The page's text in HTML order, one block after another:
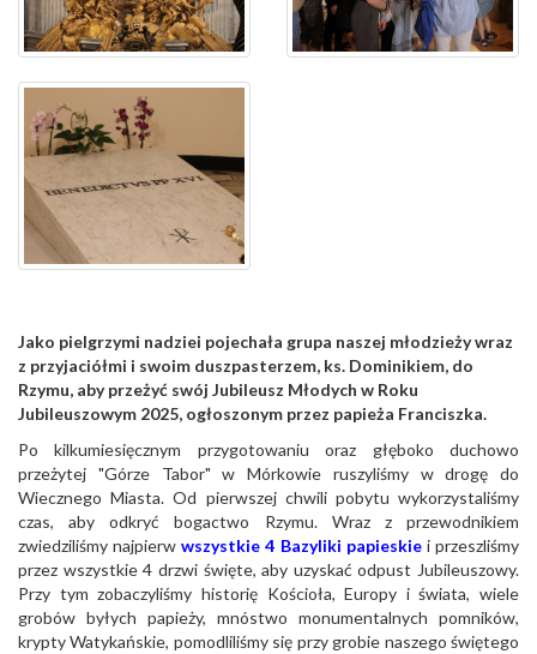
Jako pielgrzymi nadziei pojechała grupa naszej młodzieży wraz
z przyjaciółmi i swoim duszpasterzem, ks. Dominikiem, do
Rzymu, aby przeżyć swój Jubileusz Młodych w Roku
Jubileuszowym 2025, ogłoszonym przez papieża Franciszka.
Po kilkumiesięcznym przygotowaniu oraz głęboko duchowo
przeżytej "Górze Tabor" w Mórkowie ruszyliśmy w drogę do
Wiecznego Miasta. Od pierwszej chwili pobytu wykorzystaliśmy
czas, aby odkryć bogactwo Rzymu. Wraz z przewodnikiem
zwiedziliśmy najpierwwszystkie 4 Bazyliki papieskiei przeszliśmy
przez wszystkie 4 drzwi święte, aby uzyskać odpust Jubileuszowy.
Przy tym zobaczyliśmy historię Kościoła, Europy i świata, wiele
grobów byłych papieży, mnóstwo monumentalnych pomników,
krypty Watykańskie, pomodliliśmy się przy grobie naszego świętego